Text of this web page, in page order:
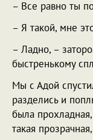
– Все равно ты
– Я такой, мне
– Ладно, –
быстренькому
Мы с Адой
разделись и
была
такая